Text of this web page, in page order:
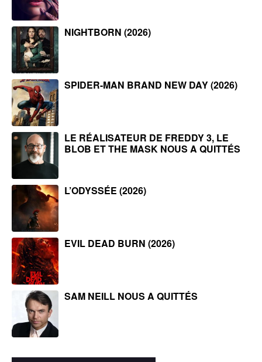
NIGHTBORN (2026)
SPIDER-MAN BRAND NEW DAY (2026)
LE RÉALISATEUR DE FREDDY 3, LE
BLOB ET THE MASK NOUS A QUITTÉS
L’ODYSSÉE (2026)
EVIL DEAD BURN (2026)
SAM NEILL NOUS A QUITTÉS